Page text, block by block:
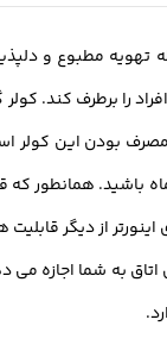
تهویه مطبوع و
را برطرف کند.
باشید. همانطور
از دیگر